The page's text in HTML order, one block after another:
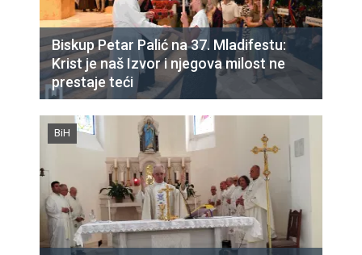
Biskup Petar Palić na 37. Mladifestu:
Krist je naš Izvor i njegova milost ne
prestaje teći
BiH